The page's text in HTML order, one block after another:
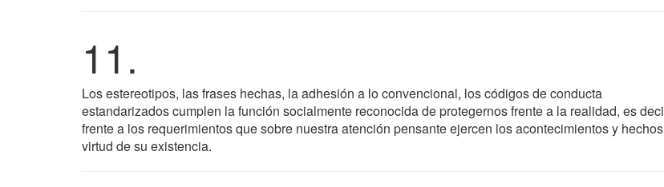
11.
Los estereotipos, las frases hechas, la adhesión a lo convencional, los códigos de conducta
estandarizados cumplen la función socialmente reconocida de protegernos frente a la realidad, es
frente a los requerimientos que sobre nuestra atención pensante ejercen los acontecimientos y
virtud de su existencia.